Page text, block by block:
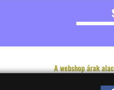
A webshop árak